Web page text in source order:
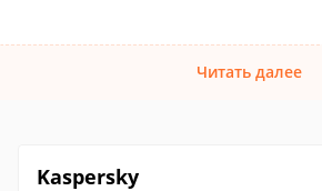
Читать далее
Kaspersky